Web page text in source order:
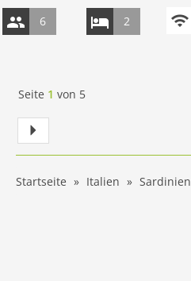
6 2
Seite 1 von 5
Startseite Italien Sardinien